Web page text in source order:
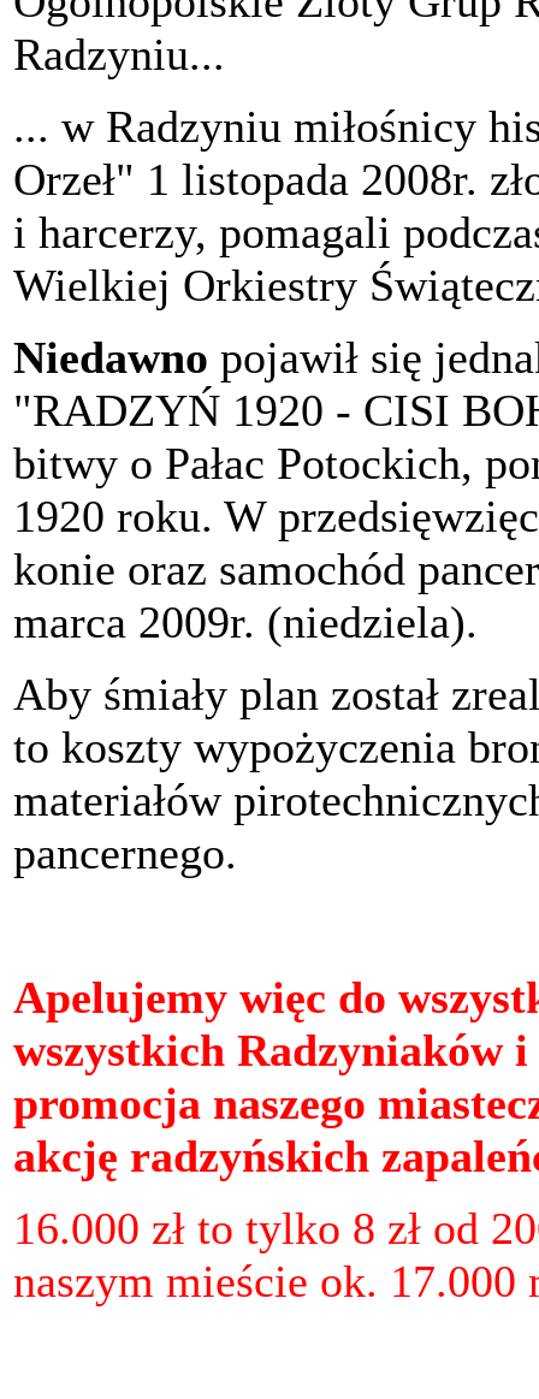
Radzyniu...
... w Radzyniu miłośnicy
Orzeł" 1 listopada 2008r.
i harcerzy, pomagali
Wielkiej Orkiestry
Niedawno pojawił się
"RADZYŃ 1920 - CISI
bitwy o Pałac Potockich,
1920 roku. W
konie oraz samochód
marca 2009r. (niedziela).
Aby śmiały plan został
to koszty wypożyczenia
materiałów
pancernego.
Apelujemy więc do
wszystkich Radzyniaków
promocja naszego
akcję radzyńskich
16.000 zł to tylko 8 zł od
naszym mieście ok. 17.000